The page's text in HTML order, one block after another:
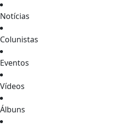
Notícias
Colunistas
Eventos
Vídeos
Álbuns